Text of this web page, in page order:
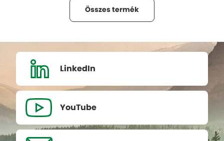
Összes termék
LinkedIn
YouTube